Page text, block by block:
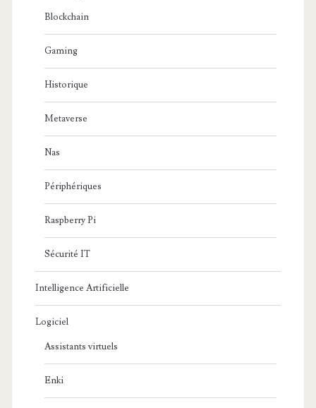
Blockchain
Gaming
Historique
Metaverse
Nas
Périphériques
Raspberry Pi
Sécurité IT
Intelligence Artificielle
Logiciel
Assistants virtuels
Enki